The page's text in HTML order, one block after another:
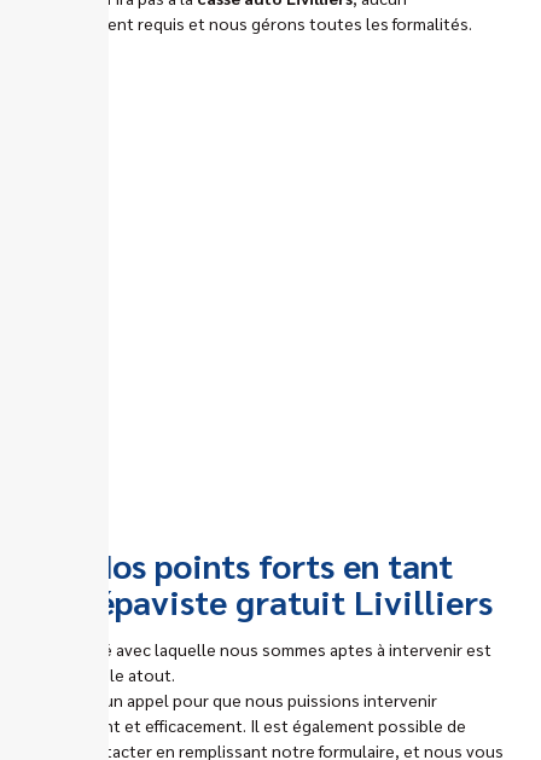
déplacement requis et nous gérons toutes les formalités.
Nos points forts en tant
qu’épaviste gratuit Livilliers
La rapidité avec laquelle nous sommes aptes à intervenir est
un véritable atout.
Il suffit d’un appel pour que nous puissions intervenir
rapidement et efficacement. Il est également possible de
nous contacter en remplissant notre formulaire, et nous vous